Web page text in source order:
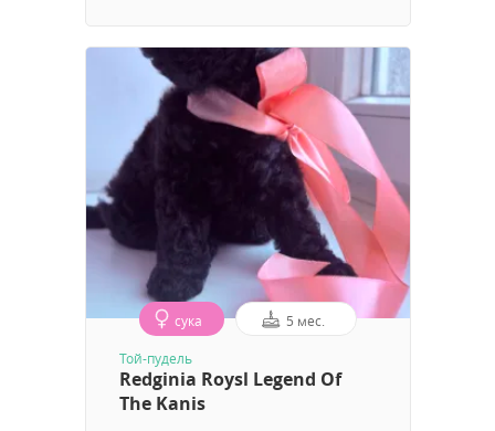
сука 5 мес.
Той-пудель
Redginia Roysl Legend Of
The Kanis